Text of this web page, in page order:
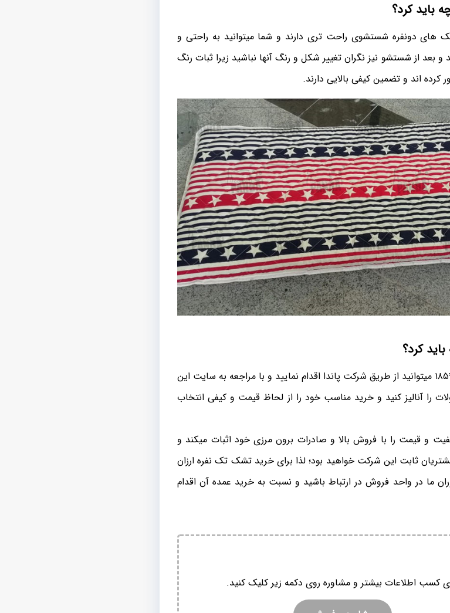
کرد؟
دونفره شستشوی راحت تری دارند و شما میتوانید به راحتی و
بعد از شستشو نیز نگران تغییر شکل و رنگ آنها نباشید زیرا ثبات رنگ
کرده اند و تضمین کیفی بالایی دارند.
کرد؟
برای خرید تشک تک نفره ارزان با ابعاد ۸۵*۱۸۵ میتوانید از طریق شرکت پاندا اقدام نمایید و با مراجعه به سایت این
را آنالیز کنید و خرید مناسب خود را از لحاظ قیمت و کیفی انتخاب
و قیمت را با فروش بالا و صادرات برون مرزی خود اثبات میکند و
ثابت این شرکت خواهید بود؛ لذا برای خرید تشک تک نفره ارزان
ما در واحد فروش در ارتباط باشید و نسبت به خرید عمده آن اقدام
کسب اطلاعات بیشتر و مشاوره روی دکمه زیر کلیک کنید.